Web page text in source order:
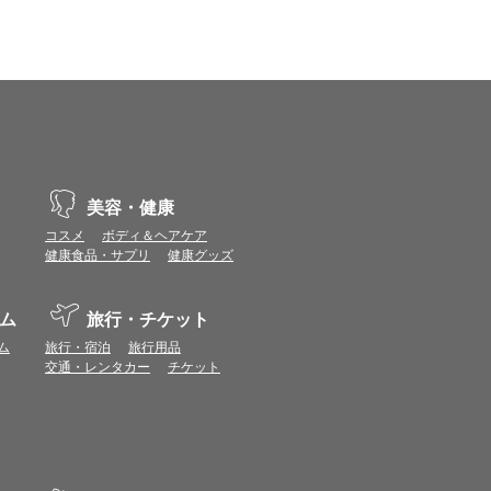
合や機能がご利用いただけない場合があり
が使用できる環境でご利用ください。
トまたは表示ポイント数をプレミアムポイ
。
があります。ポイント付与時期はショップご
ましては表示ポイント数と付与ポイント数
ならない場合があります。
。
から再度ショップへアクセスしてください。
美容・健康
コスメ
ボディ＆ヘアケア
健康食品・サプリ
健康グッズ
旅行・チケット
旅行・宿泊
旅行用品
交通・レンタカー
チケット